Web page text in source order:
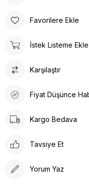
Favorilere Ekle
İstek Listeme Ekle
Karşılaştır
Fiyat Düşünce
Kargo Bedava
Tavsiye Et
Yorum Yaz